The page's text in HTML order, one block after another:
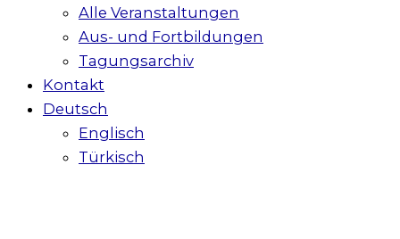
Alle Veranstaltungen
Aus- und Fortbildungen
Tagungsarchiv
Kontakt
Deutsch
Englisch
Türkisch